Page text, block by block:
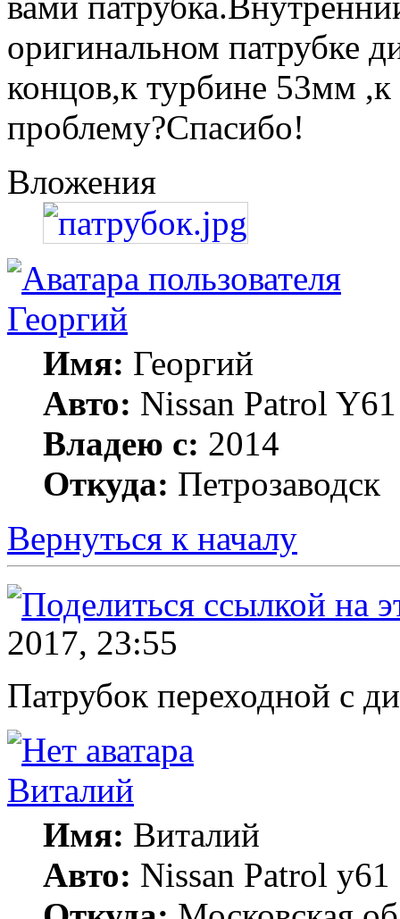
оригинальном патрубке
концов,к турбине 53мм
проблему?Спасибо!
Вложения
Георгий
Имя: Георгий
Авто: Nissan Patrol
Владею с: 2014
Откуда: Петрозаводск
Вернуться к началу
2017, 23:55
Патрубок переходной с
Виталий
Имя: Виталий
Авто: Nissan Patrol